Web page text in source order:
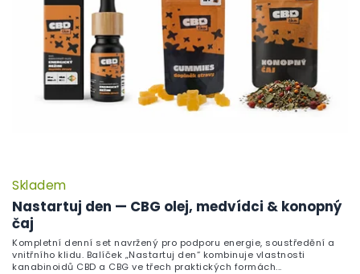
Nastartuj den — CBG olej, medvídci & konopný
čaj
Skladem
Kompletní denní set navržený pro podporu energie, soustředění a
vnitřního klidu. Balíček „Nastartuj den“ kombinuje vlastnosti
kanabinoidů CBD a CBG ve třech praktických formách...